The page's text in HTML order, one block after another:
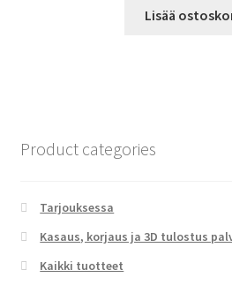
Lisää
Product categories
Tarjouksessa
Kasaus, korjaus ja 3D tulostus
Kaikki tuotteet